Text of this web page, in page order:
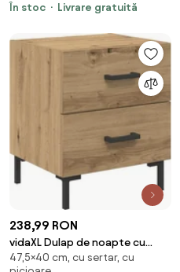
În stoc
Livrare gratuită
238,99 RON
vidaXL Dulap de noapte cu
sertar Stejar Artizanal 40 x 35 x
47,5×40 cm, cu sertar, cu